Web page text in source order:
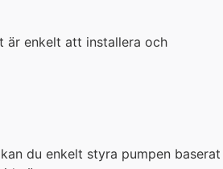
är enkelt att installera och
du enkelt styra pumpen baserat